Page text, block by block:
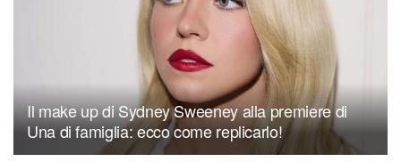
Il make up di Sydney Sweeney alla premiere di
Una di famiglia: ecco come replicarlo!